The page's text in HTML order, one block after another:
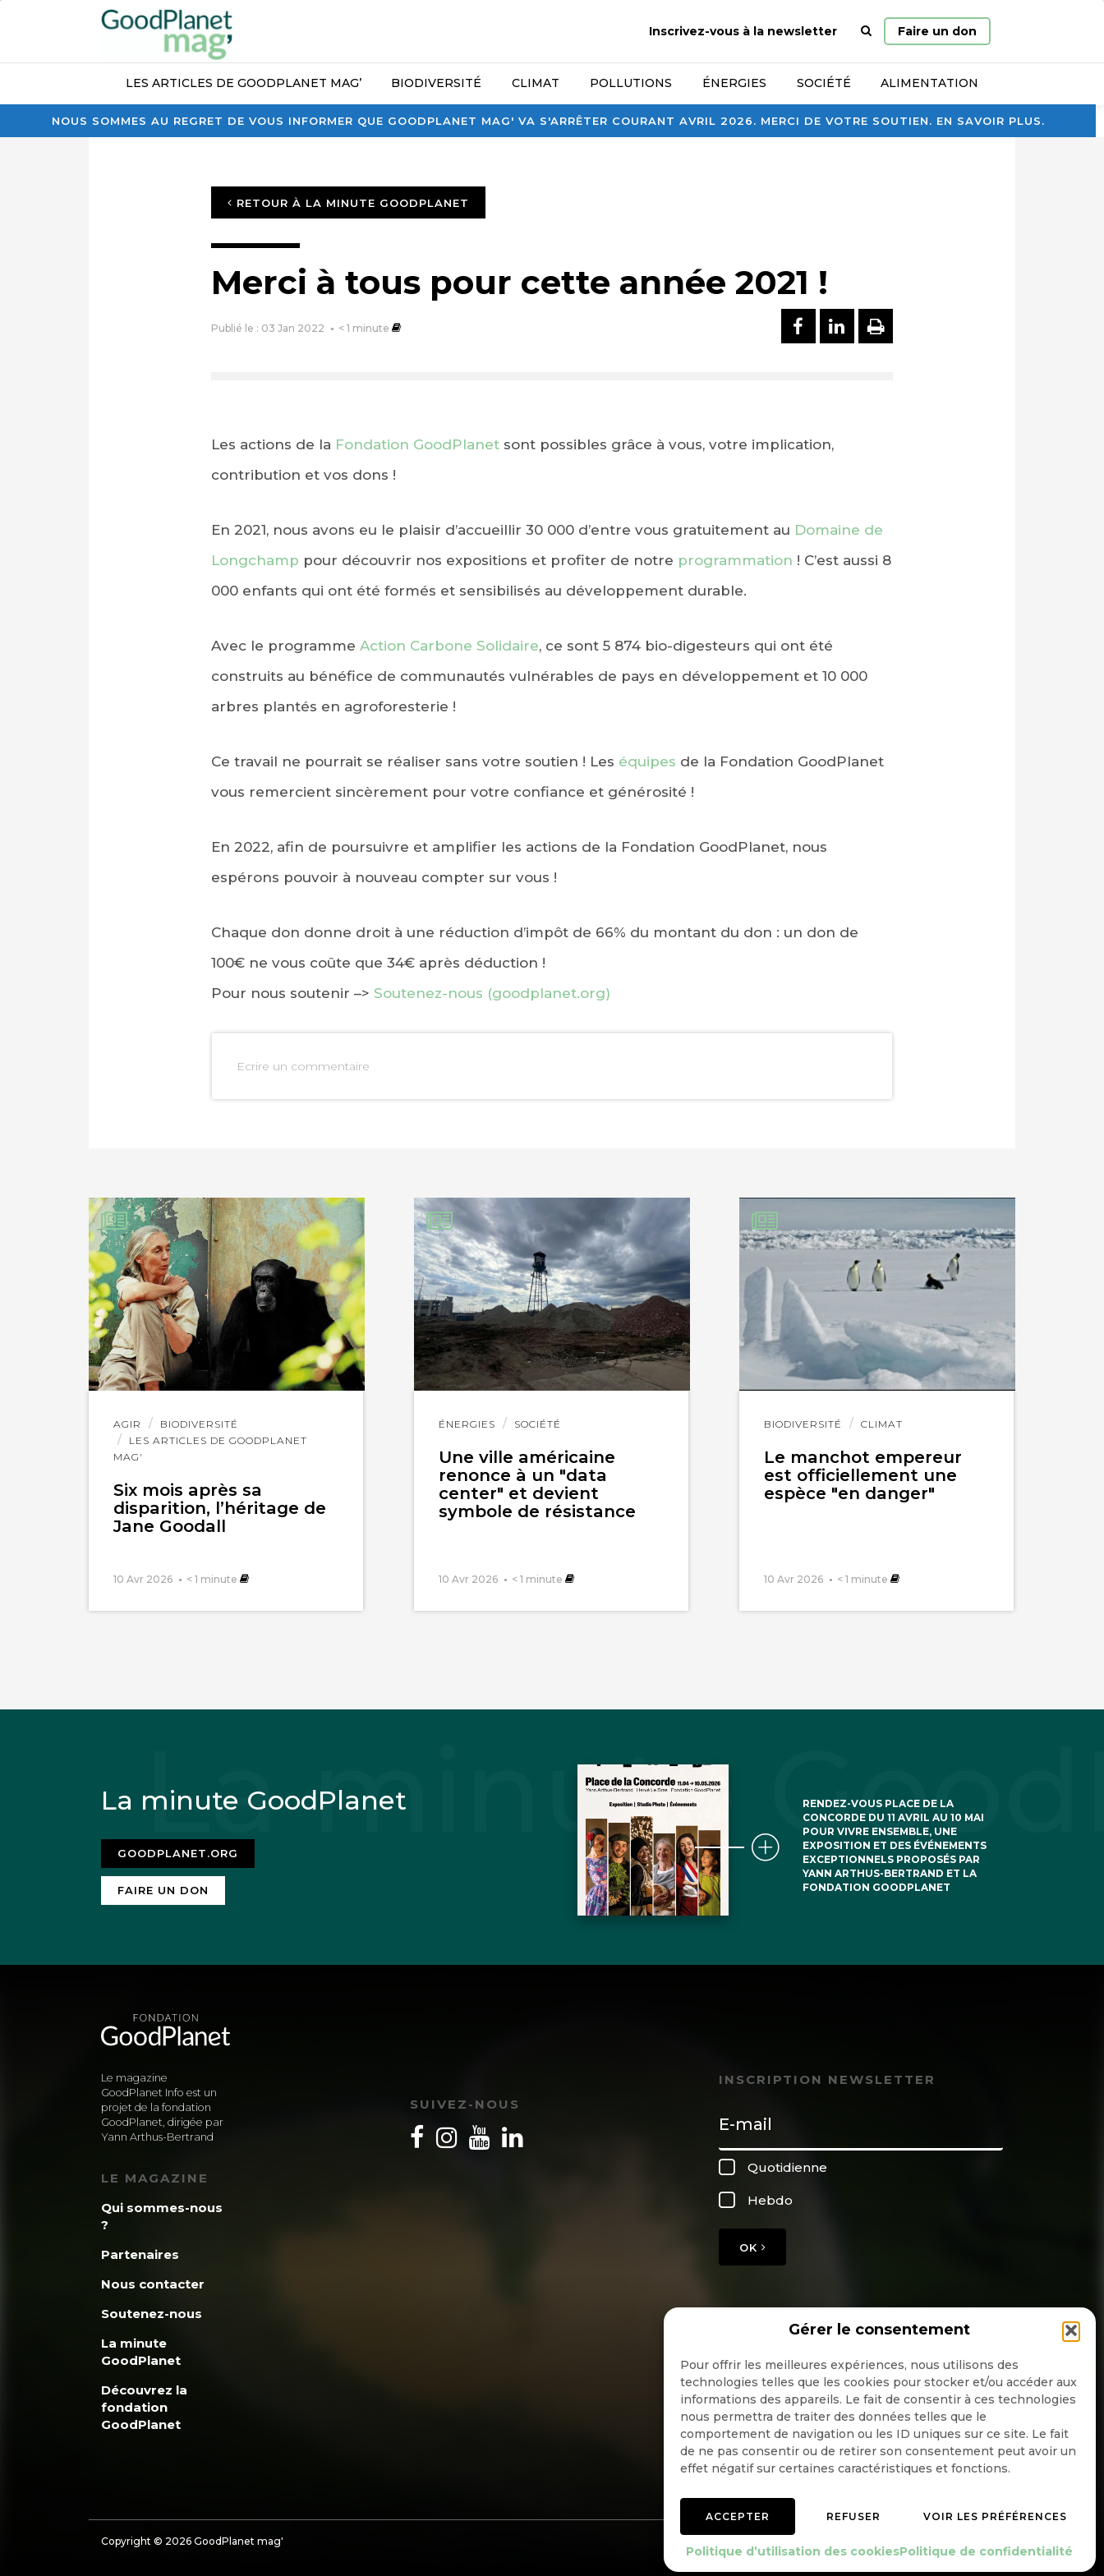
Gérer le consentement
Pour offrir les meilleures expériences, nous utilisons des
technologies telles que les cookies pour stocker et/ou accéder aux
informations des appareils. Le fait de consentir à ces technologies
nous permettra de traiter des données telles que le
comportement de navigation ou les ID uniques sur ce site. Le fait
de ne pas consentir ou de retirer son consentement peut avoir un
effet négatif sur certaines caractéristiques et fonctions.
ACCEPTER REFUSER VOIR LES PRÉFÉRENCES
Politique d’utilisation des cookiesPolitique de confidentialité
NOUS SOMMES AU REGRET DE VOUS INFORMER QUE GOODPLANET MAG' VA S'ARRÊTER COURANT AVRIL 2026. MERCI DE VOTRE SOUTIEN. EN SAVOIR PLUS.
Inscrivez-vous à la newsletter
Page
d’accueil
Faire un don
LES ARTICLES DE GOODPLANET MAG’ BIODIVERSITÉ CLIMAT POLLUTIONS ÉNERGIES SOCIÉTÉ ALIMENTATION
IMPRIMER
RETOUR À LA MINUTE GOODPLANET
Merci à tous pour cette année 2021 !
Publié le : 03 Jan 2022 < 1 minute PARTAGER SUR FACEBOOK
PARTAGER SUR
IMPRIMER
Les actions de la Fondation GoodPlanetsont possibles grâce à vous, votre implication,
contribution et vos dons !
En 2021, nous avons eu le plaisir d’accueillir 30 000 d’entre vous gratuitement au Domaine de
Longchamp pour découvrir nos expositions et profiter de notre programmation ! C’est aussi 8
000 enfants qui ont été formés et sensibilisés au développement durable.
Avec le programme Action Carbone Solidaire, ce sont 5 874 bio-digesteurs qui ont été
construits au bénéfice de communautés vulnérables de pays en développement et 10 000
arbres plantés en agroforesterie !
Ce travail ne pourrait se réaliser sans votre soutien ! Les équipes de la Fondation GoodPlanet
vous remercient sincèrement pour votre confiance et générosité !
En 2022, afin de poursuivre et amplifier les actions de la Fondation GoodPlanet, nous
espérons pouvoir à nouveau compter sur vous !
Chaque don donne droit à une réduction d’impôt de 66% du montant du don : un don de
100€ ne vous coûte que 34€ après déduction !
Pour nous soutenir –> Soutenez-nous (goodplanet.org)
Ecrire un commentaire
AGIR
BIODIVERSITÉ
LES ARTICLES DE GOODPLANET
MAG'
Six mois après sa
disparition, l’héritage de
Jane Goodall
10 Avr 2026 < 1 minute
Lire
l'article
ÉNERGIES SOCIÉTÉ
Une ville américaine
renonce à un "data
center" et devient
symbole de résistance
10 Avr 2026 < 1 minute
Lire
BIODIVERSITÉ CLIMAT
Le manchot empereur
est officiellement une
espèce "en danger"
10 Avr 2026 < 1 minute
Lire
La minute GoodPlanet
GOODPLANET.ORG
FAIRE UN DON
RENDEZ-VOUS PLACE DE LA
CONCORDE DU 11 AVRIL AU 10 MAI
POUR VIVRE ENSEMBLE, UNE
EXPOSITION ET DES ÉVÉNEMENTS
EXCEPTIONNELS PROPOSÉS PAR
YANN ARTHUS-BERTRAND ET LA
FONDATION GOODPLANET
Le magazine
GoodPlanet Info est un
projet de la fondation
GoodPlanet, dirigée par
Yann Arthus-Bertrand
LE MAGAZINE
Qui sommes-nous
?
Partenaires
Nous contacter
Soutenez-nous
La minute
GoodPlanet
Découvrez la
fondation
GoodPlanet
SUIVEZ-NOUS
INSCRIPTION NEWSLETTER
Quotidienne
Hebdo
OK
Copyright © 2026 GoodPlanet mag'
Politique d’utilisation des cookies
Gérer le consentement